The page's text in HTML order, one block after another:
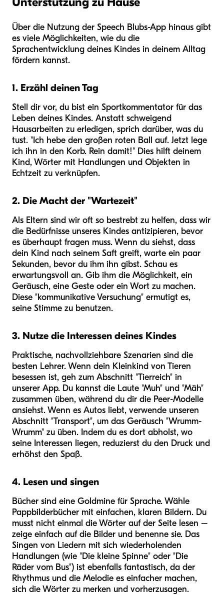
Über die Nutzung der Speech Blubs-App hinaus gibt
es viele Möglichkeiten, wie du die
Sprachentwicklung deines Kindes in deinem Alltag
fördern kannst.
1. Erzähl deinen Tag
Stell dir vor, du bist ein Sportkommentator für das
Leben deines Kindes. Anstatt schweigend
Hausarbeiten zu erledigen, sprich darüber, was du
tust. "Ich hebe den großen roten Ball auf. Jetzt lege
ich ihn in den Korb. Rein damit!" Dies hilft deinem
Kind, Wörter mit Handlungen und Objekten in
Echtzeit zu verknüpfen.
2. Die Macht der "Wartezeit"
Als Eltern sind wir oft so bestrebt zu helfen, dass wir
die Bedürfnisse unseres Kindes antizipieren, bevor
es überhaupt fragen muss. Wenn du siehst, dass
dein Kind nach seinem Saft greift, warte ein paar
Sekunden, bevor du ihm ihn gibst. Schau es
erwartungsvoll an. Gib ihm die Möglichkeit, ein
Geräusch, eine Geste oder ein Wort zu machen.
Diese "kommunikative Versuchung" ermutigt es,
seine Stimme zu benutzen.
3. Nutze die Interessen deines Kindes
Praktische, nachvollziehbare Szenarien sind die
besten Lehrer. Wenn dein Kleinkind von Tieren
besessen ist, geh zum Abschnitt "Tierreich" in
unserer App. Du kannst die Laute "Muh" und "Mäh"
zusammen üben, während du dir die Peer-Modelle
ansiehst. Wenn es Autos liebt, verwende unseren
Abschnitt "Transport", um das Geräusch "Wrumm-
Wrumm" zu üben. Indem du es dort abholst, wo
seine Interessen liegen, reduzierst du den Druck und
erhöhst den Spaß.
4. Lesen und singen
Bücher sind eine Goldmine für Sprache. Wähle
Pappbilderbücher mit einfachen, klaren Bildern. Du
musst nicht einmal die Wörter auf der Seite lesen –
zeige einfach auf die Bilder und benenne sie. Das
Singen von Liedern mit sich wiederholenden
Handlungen (wie "Die kleine Spinne" oder "Die
Räder vom Bus") ist ebenfalls fantastisch, da der
Rhythmus und die Melodie es einfacher machen,
sich die Wörter zu merken und vorherzusagen.